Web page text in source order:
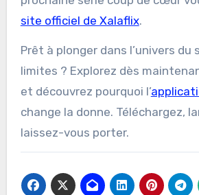
site officiel de Xalaflix.
Prêt à plonger dans l’univers du
limites ? Explorez dès
et découvrez pourquoi l’
change la donne. Téléchargez,
laissez-vous porter.